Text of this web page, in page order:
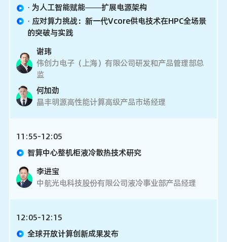
· 为人工智能赋能——扩展电源架构
· 应对算力挑战：新一代Vcore供电技术在HPC全场景
的突破与实践
谢玮
伟创力电子（上海）有限公司研发和产品管理部总
监
何加劲
晶丰明源高性能计算高级产品市场经理
11:55-12:05
智算中心整机柜液冷散热技术研究
李进宝
中航光电科技股份有限公司液冷事业部产品经理
12:05-12:15
全球开放计算创新成果发布